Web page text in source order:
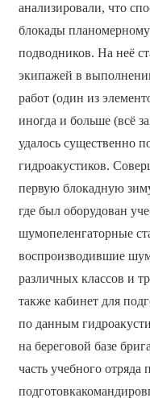
анализировали, что
блокады
подводников. На неё
экипажей в
работ (один из
иногда и больше (всё
удалось существенно
гидроакустиков.
первую блокадную
где был оборудован
шумопеленгаторные
воспроизводившие
различных классов и
также кабинет для
по данным
на береговой базе
часть учебного отряда